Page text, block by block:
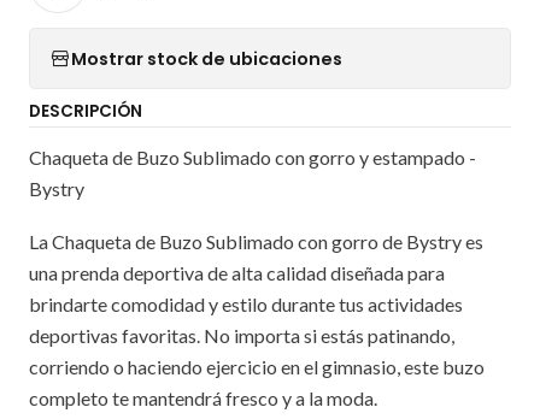
Mostrar stock de ubicaciones
DESCRIPCIÓN
Chaqueta de Buzo Sublimado con gorro y estampado -
Bystry
La Chaqueta de Buzo Sublimado con gorro de Bystry es
una prenda deportiva de alta calidad diseñada para
brindarte comodidad y estilo durante tus actividades
deportivas favoritas. No importa si estás patinando,
corriendo o haciendo ejercicio en el gimnasio, este buzo
completo te mantendrá fresco y a la moda.